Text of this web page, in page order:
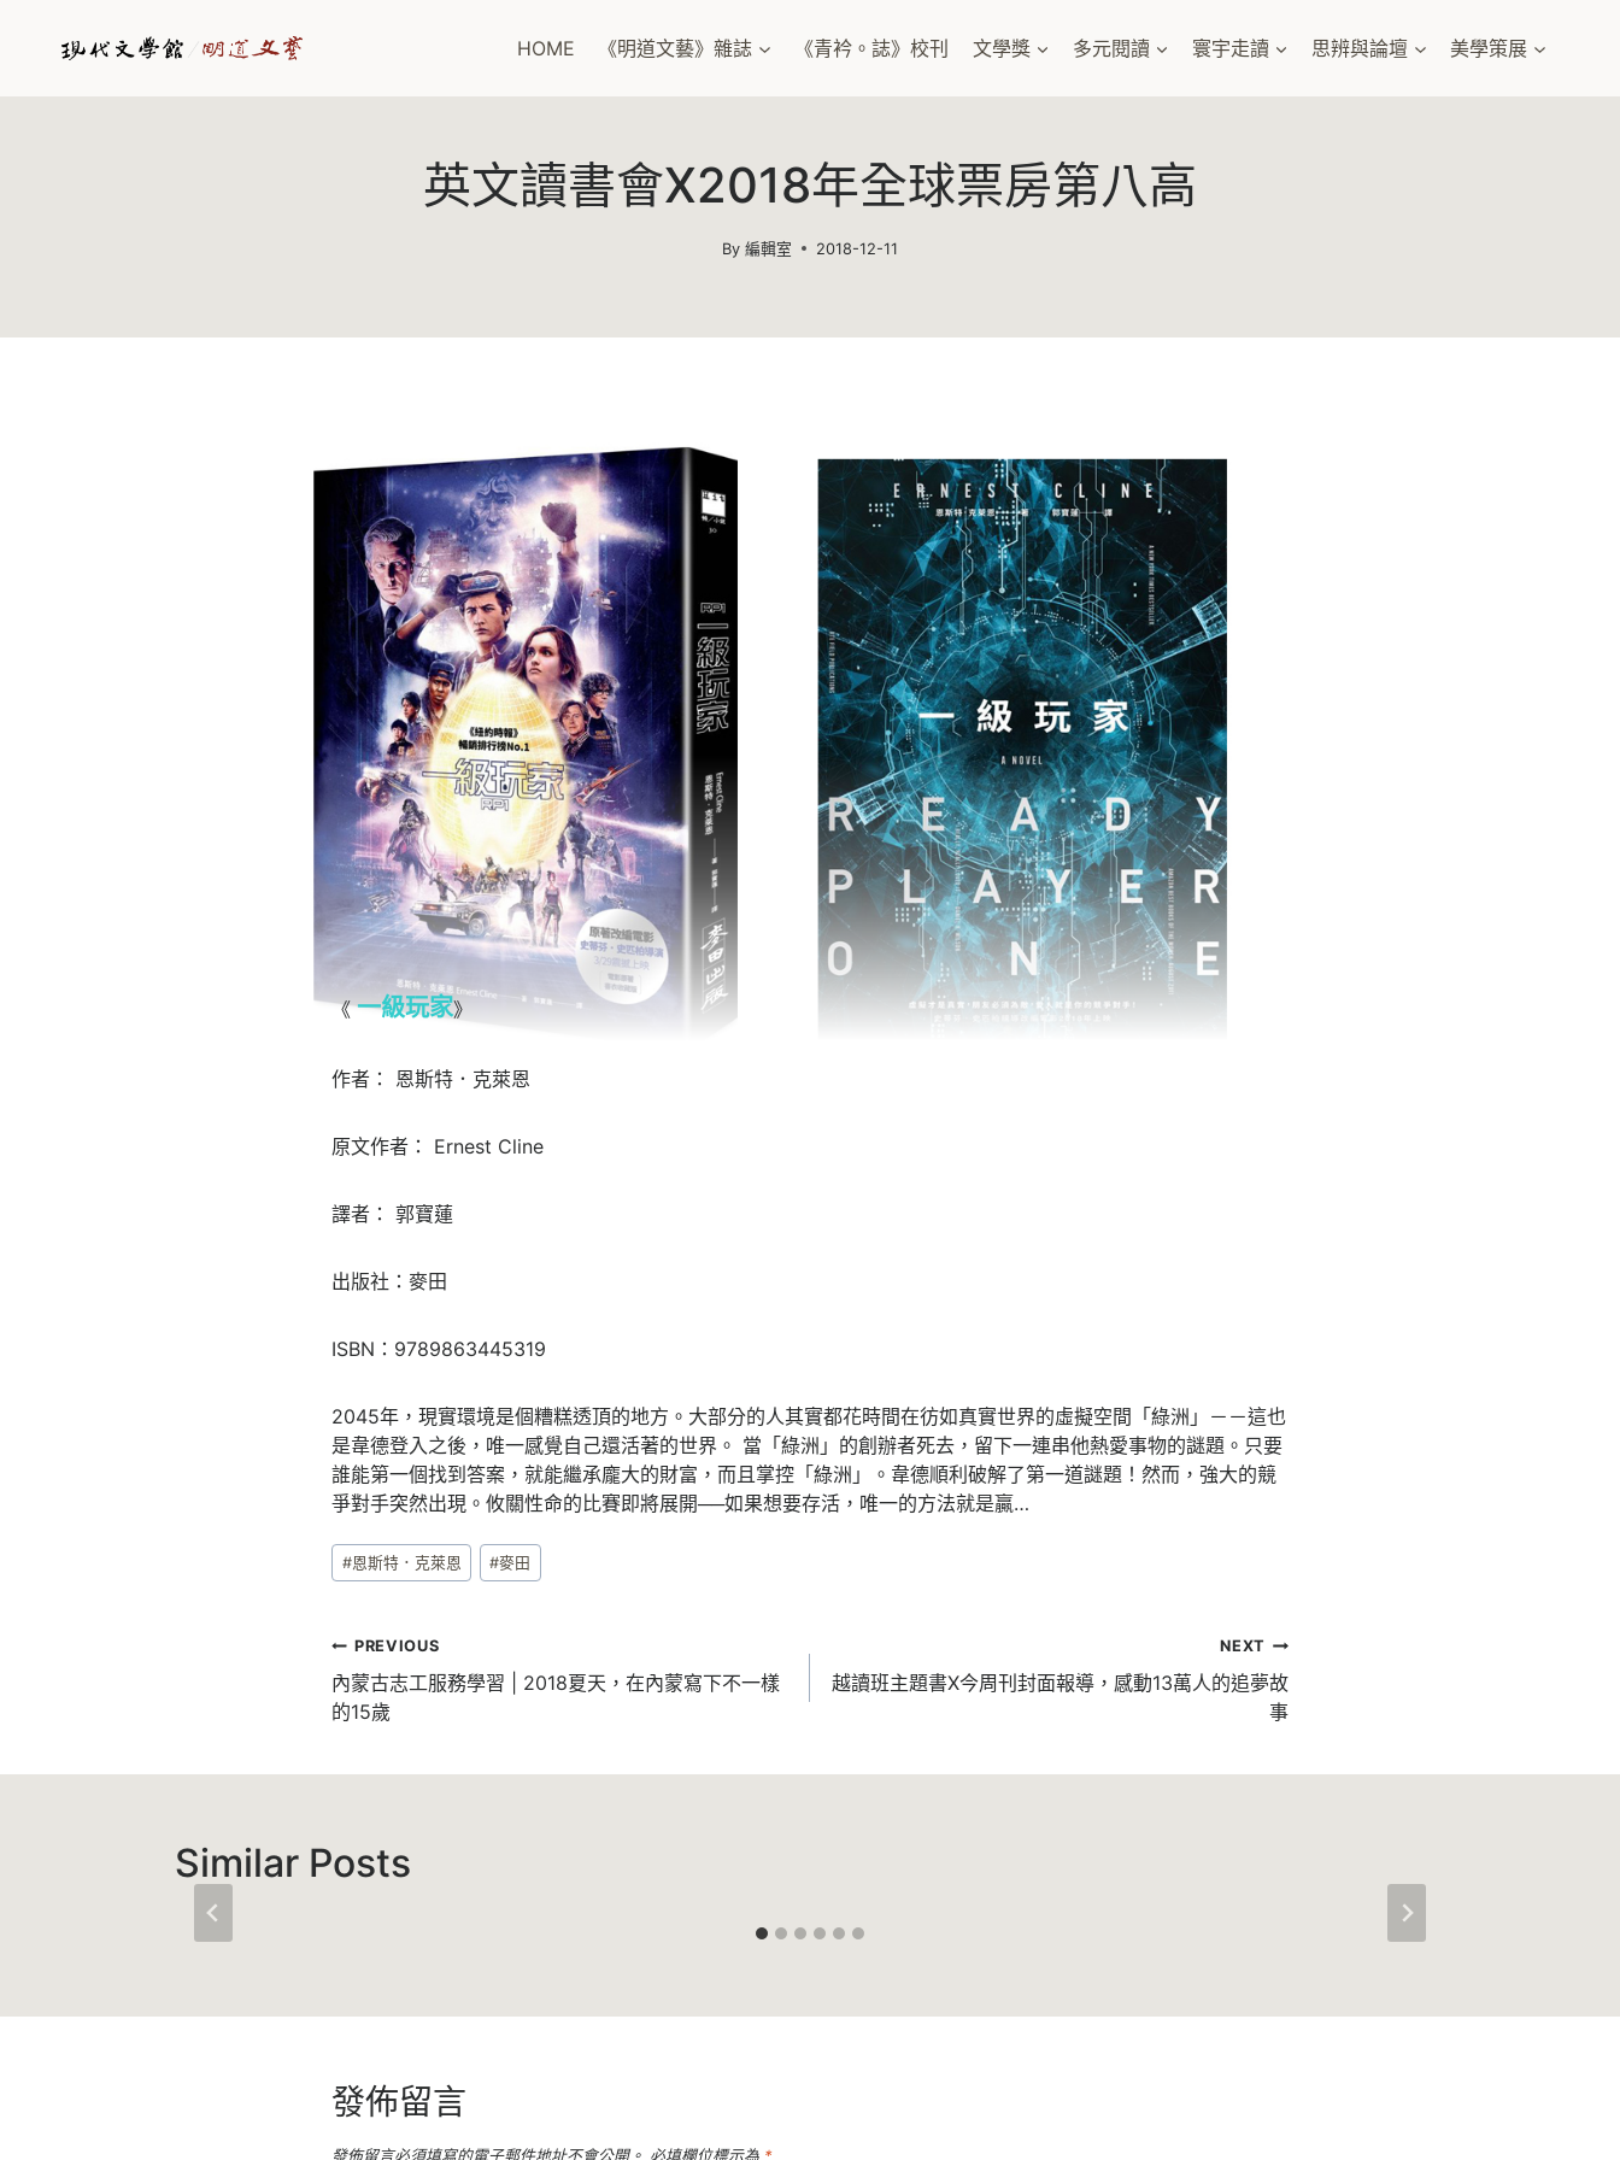
HOME 《明道文藝》雜誌 《青衿。誌》校刊 文學獎 多元閱讀 寰宇走讀 思辨與論壇 美學策展
英文讀書會X2018年全球票房第八高
By 編輯室 2018-12-11
《一級玩家》
作者： 恩斯特．克萊恩
原文作者： Ernest Cline
譯者： 郭寶蓮
出版社：麥田
ISBN：9789863445319
2045年，現實環境是個糟糕透頂的地方。大部分的人其實都花時間在彷如真實世界的虛擬空間「綠洲」－－這也
是韋德登入之後，唯一感覺自己還活著的世界。 當「綠洲」的創辦者死去，留下一連串他熱愛事物的謎題。只要
誰能第一個找到答案，就能繼承龐大的財富，而且掌控「綠洲」。韋德順利破解了第一道謎題！然而，強大的競
爭對手突然出現。攸關性命的比賽即將展開──如果想要存活，唯一的方法就是贏…
Post
Tags:
#恩斯特．克萊恩 #麥田
文
章
導
覽
PREVIOUS
內蒙古志工服務學習 | 2018夏天，在內蒙寫下不一樣
的15歲
NEXT
越讀班主題書X今周刊封面報導，感動13萬人的追夢故
事
Similar Posts
發佈留言
發佈留言必須填寫的電子郵件地址不會公開。 必填欄位標示為 *